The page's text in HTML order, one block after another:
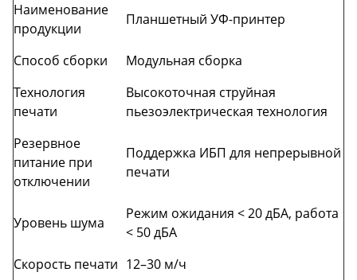
Наименование
продукции
Планшетный УФ-принтер
Способ сборки
Модульная сборка
Технология
печати
Высокоточная струйная
пьезоэлектрическая технология
Резервное
питание при
отключении
Поддержка ИБП для непрерывной
печати
Уровень шума
Режим ожидания < 20 дБА, работа
< 50 дБА
Скорость печати 12–30 м/ч